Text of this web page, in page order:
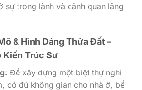
sự trong lành và cảnh quan lãng
& Hình Dáng Thửa Đất –
Kiến Trúc Sư
Để xây dựng một biệt thự nghỉ
có đủ không gian cho nhà ở, bể